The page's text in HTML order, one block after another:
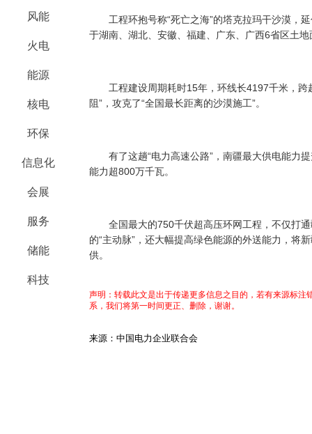
风能
火电
能源
核电
环保
信息化
会展
服务
储能
科技
工程环抱号称“死亡之海”的塔克拉玛干沙漠，
于湖南、湖北、安徽、福建、广东、广西6省区土
工程建设周期耗时15年，环线长4197千米，跨
阻”，攻克了“全国最长距离的沙漠施工”。
有了这趟“电力高速公路”，南疆最大供电能力
能力超800万千瓦。
全国最大的750千伏超高压环网工程，不仅打通
的“主动脉”，还大幅提高绿色能源的外送能力，将
供。
声明：转载此文是出于传递更多信息之目的，若有来源标
系，我们将第一时间更正、删除，谢谢。
来源：中国电力企业联合会